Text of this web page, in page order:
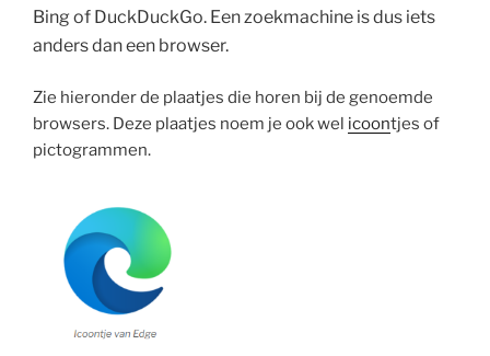
Bing of DuckDuckGo. Een zoekmachine is dus iets
anders dan een browser.
Zie hieronder de plaatjes die horen bij de genoemde
browsers. Deze plaatjes noem je ook wel icoontjes of
pictogrammen.